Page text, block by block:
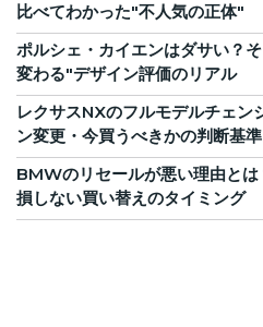
比べてわかった"不人気の正体"
ポルシェ・カイエンはダサい？
変わる"デザイン評価のリアル
レクサスNXのフルモデルチェン
ン変更・今買うべきかの判断基準
BMWのリセールが悪い理由と
損しない買い替えのタイミング